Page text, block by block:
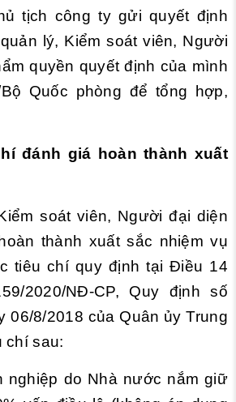
tịch công ty gửi quyết định
lý, Kiểm soát viên, Người
quyền quyết định của mình
Quốc phòng để tổng hợp,
đánh giá hoàn thành xuất
soát viên, Người đại diện
thành xuất sắc nhiệm vụ
tiêu chí quy định tạiĐiều 14
2020/NĐ-CP, Quy định số
06/8/2018 của Quân ủy Trung
chí sau:
nghiệp do Nhà nước nắm giữ